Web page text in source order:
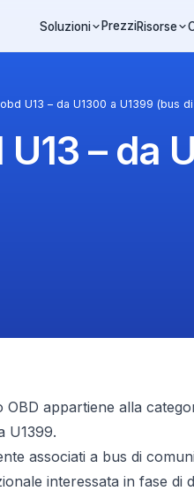
Soluzioni PrezziRisorse
U13 – da U1300 a U1399 (bus
– da
OBD appartiene alla
U1399.
associati a bus di
interessata in fase di